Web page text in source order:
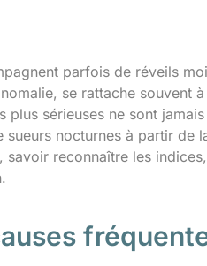
parfois de réveils
se rattache souvent
sérieuses ne sont
nocturnes à partir de
reconnaître les